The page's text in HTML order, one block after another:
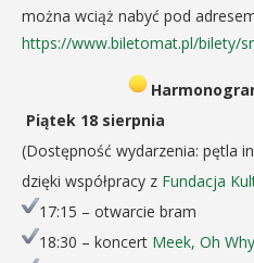
można wciąż nabyć pod
https://www.biletomat.pl/bilety/
Piątek 18 sierpnia
(Dostępność wydarzenia: pętla
dzięki współpracy z Fundacja
17:15 – otwarcie bram
18:30 – koncert Meek, Oh